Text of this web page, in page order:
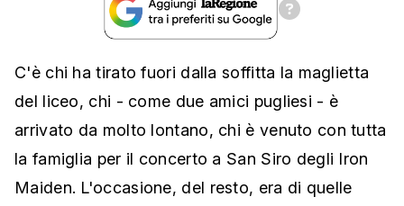
C'è chi ha tirato fuori dalla soffitta la maglietta
del liceo, chi - come due amici pugliesi - è
arrivato da molto lontano, chi è venuto con tutta
la famiglia per il concerto a San Siro degli Iron
Maiden. L'occasione, del resto, era di quelle